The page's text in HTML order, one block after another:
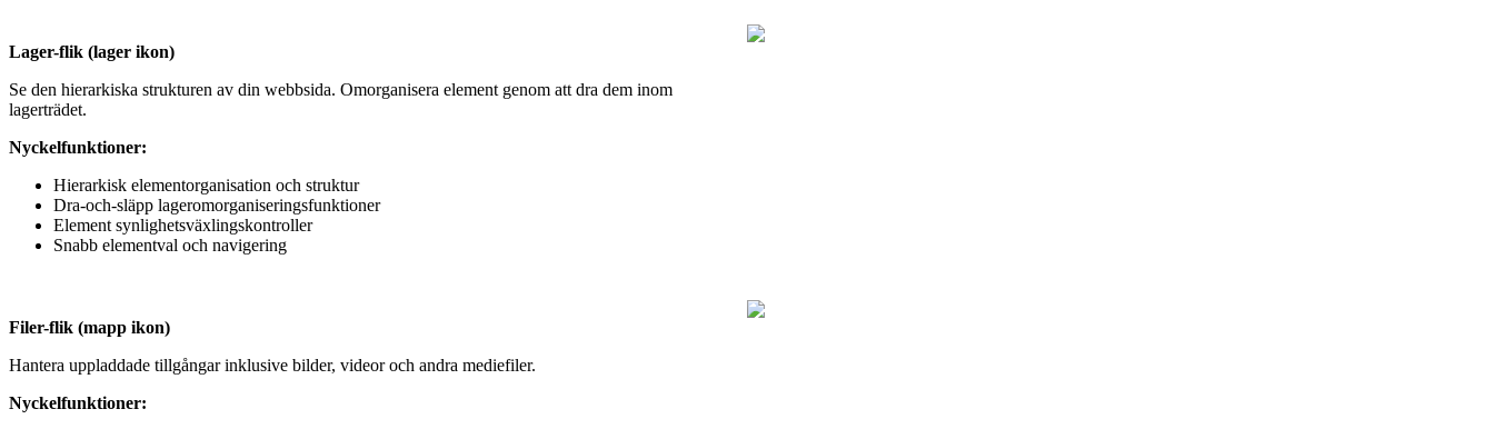
Lager-flik (lager ikon)
Se den hierarkiska strukturen av din webbsida. Omorganisera element genom att dra dem inom
lagerträdet.
Nyckelfunktioner:
Hierarkisk elementorganisation och struktur
Dra-och-släpp lageromorganiseringsfunktioner
Element synlighetsväxlingskontroller
Snabb elementval och navigering
Filer-flik (mapp ikon)
Hantera uppladdade tillgångar inklusive bilder, videor och andra mediefiler.
Nyckelfunktioner: